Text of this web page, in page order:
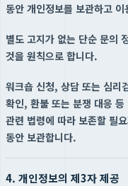
동안 개인정보를 보관하고 이
별도 고지가 없는 단순 문의
것을 원칙으로 합니다.
워크숍 신청, 상담 또는 심리
확인, 환불 또는 분쟁 대응
관련 법령에 따라 보존할 필
동안 보관합니다.
4. 개인정보의 제3자 제공